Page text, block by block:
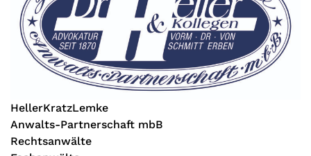
HellerKratzLemke
Anwalts-Partnerschaft mbB
Rechtsanwälte